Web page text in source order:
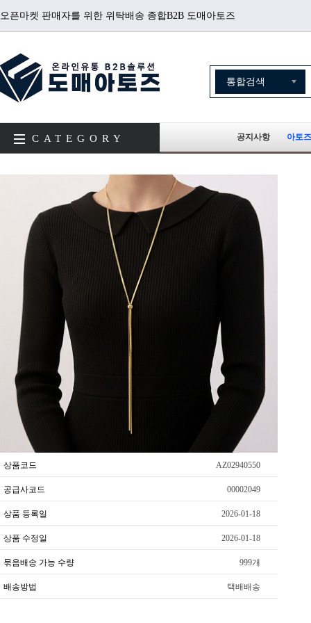
오픈마켓 판매자를 위한 위탁배송 종합B2B 도매아토즈
CATEGORY 공지사항 아토
상품코드 AZ02940550
공급사코드 00002049
상품 등록일 2026-01-18
상품 수정일 2026-01-18
묶음배송 가능 수량 999개
배송방법 택배배송